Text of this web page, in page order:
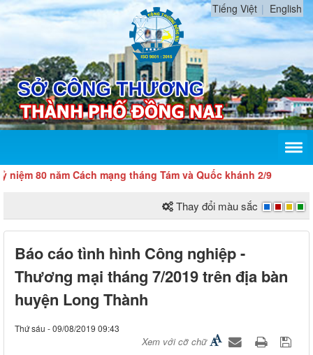
Tiếng Việt English
80 năm Cách mạng tháng Tám và Quốc khánh 2/9
Thay đổi màu sắc
Báo cáo tình hình Công nghiệp -
Thương mại tháng 7/2019 trên địa bàn
huyện Long Thành
Thứ sáu - 09/08/2019 09:43
Xem với cỡ chữ